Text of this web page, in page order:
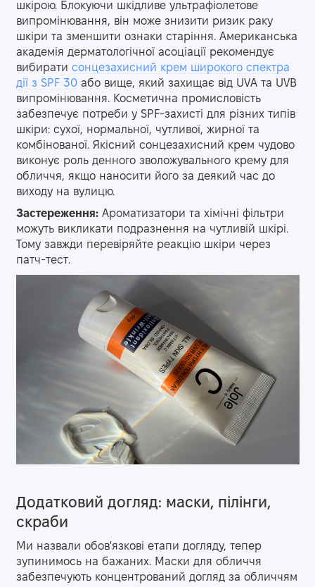
шкірою. Блокуючи шкідливе ультрафіолетове
випромінювання, він може знизити ризик раку
шкіри та зменшити ознаки старіння. Американська
академія дерматологічної асоціації рекомендує
вибирати сонцезахисний крем широкого спектра
дії з SPF 30або вище, який захищає від UVA та UVB
випромінювання. Косметична промисловість
забезпечує потреби у SPF-захисті для різних типів
шкіри: сухої, нормальної, чутливої, жирної та
комбінованої. Якісний сонцезахисний крем чудово
виконує роль денного зволожувального крему для
обличчя, якщо наносити його за деякий час до
виходу на вулицю.
Застереження:Ароматизатори та хімічні фільтри
можуть викликати подразнення на чутливій шкірі.
Тому завжди перевіряйте реакцію шкіри через
патч-тест.
Додатковий догляд: маски, пілінги,
скраби
Ми назвали обов'язкові етапи догляду, тепер
зупинимось на бажаних. Маски для обличчя
забезпечують концентрований догляд за обличчям